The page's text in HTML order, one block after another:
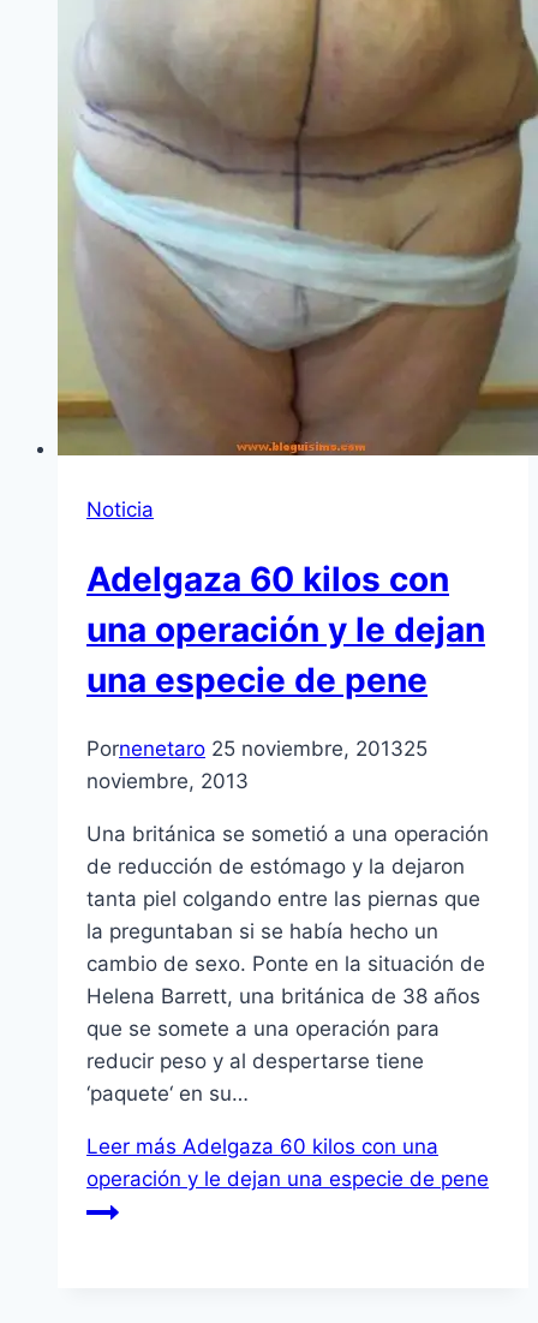
Noticia
Adelgaza 60 kilos con
una operación y le dejan
una especie de pene
Pornenetaro 25 noviembre, 201325
noviembre, 2013
Una británica se sometió a una operación
de reducción de estómago y la dejaron
tanta piel colgando entre las piernas que
la preguntaban si se había hecho un
cambio de sexo. Ponte en la situación de
Helena Barrett, una británica de 38 años
que se somete a una operación para
reducir peso y al despertarse tiene
‘paquete‘ en su…
Leer más Adelgaza 60 kilos con una
operación y le dejan una especie de pene